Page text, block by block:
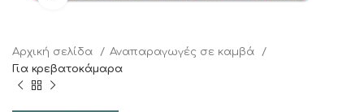
Αρχική σελίδα
Αναπαραγωγές σε καμβά
Για κρεβατοκάμαρα